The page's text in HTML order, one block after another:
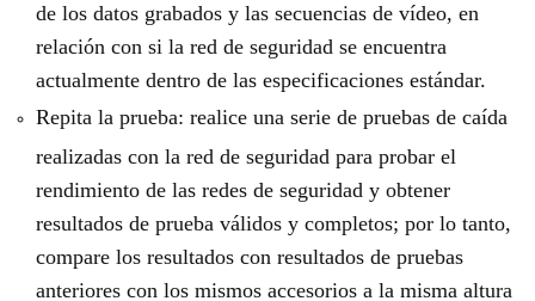
de los datos grabados y las secuencias de vídeo, en
relación con si la red de seguridad se encuentra
actualmente dentro de las especificaciones estándar.
Repita la prueba: realice una serie de pruebas de caída
realizadas con la red de seguridad para probar el
rendimiento de las redes de seguridad y obtener
resultados de prueba válidos y completos; por lo tanto,
compare los resultados con resultados de pruebas
anteriores con los mismos accesorios a la misma altura